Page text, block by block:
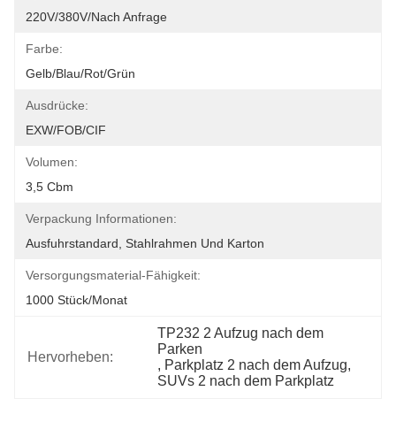
220V/380V/nach Anfrage
Farbe:
Gelb/Blau/Rot/Grün
Ausdrücke:
EXW/FOB/CIF
Volumen:
3,5 Cbm
Verpackung Informationen:
Ausfuhrstandard, Stahlrahmen Und Karton
Versorgungsmaterial-Fähigkeit:
1000 Stück/Monat
Hervorheben:
TP232 2 Aufzug nach dem
Parken
, Parkplatz 2 nach dem Aufzug,
SUVs 2 nach dem Parkplatz